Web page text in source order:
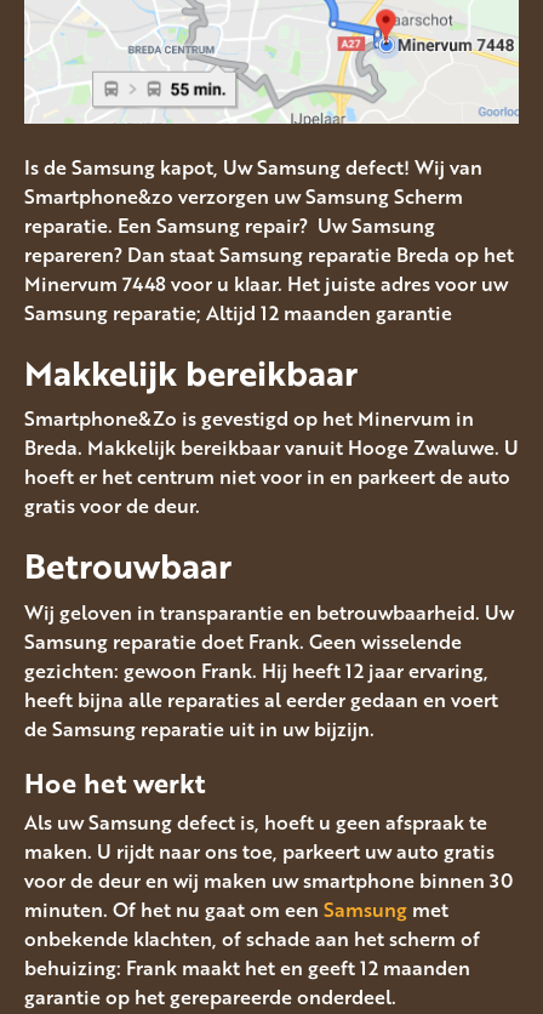
Is de Samsung kapot, Uw Samsung defect! Wij van
Smartphone&zo verzorgen uw Samsung Scherm
reparatie. Een Samsung repair? Uw Samsung
repareren? Dan staat Samsung reparatie Breda op het
Minervum 7448 voor u klaar. Het juiste adres voor uw
Samsung reparatie; Altijd 12 maanden garantie
Makkelijk bereikbaar
Smartphone&Zo is gevestigd op het Minervum in
Breda. Makkelijk bereikbaar vanuit Hooge Zwaluwe. U
hoeft er het centrum niet voor in en parkeert de auto
gratis voor de deur.
Betrouwbaar
Wij geloven in transparantie en betrouwbaarheid. Uw
Samsung reparatie doet Frank. Geen wisselende
gezichten: gewoon Frank. Hij heeft 12 jaar ervaring,
heeft bijna alle reparaties al eerder gedaan en voert
de Samsung reparatie uit in uw bijzijn.
Hoe het werkt
Als uw Samsung defect is, hoeft u geen afspraak te
maken. U rijdt naar ons toe, parkeert uw auto gratis
voor de deur en wij maken uw smartphone binnen 30
minuten. Of het nu gaat om een Samsung met
onbekende klachten, of schade aan het scherm of
behuizing: Frank maakt het en geeft 12 maanden
garantie op het gerepareerde onderdeel.